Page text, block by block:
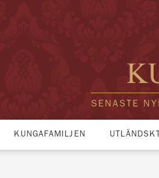
SENASTE
KUNGAFAMILJEN UTLÄNDSKT